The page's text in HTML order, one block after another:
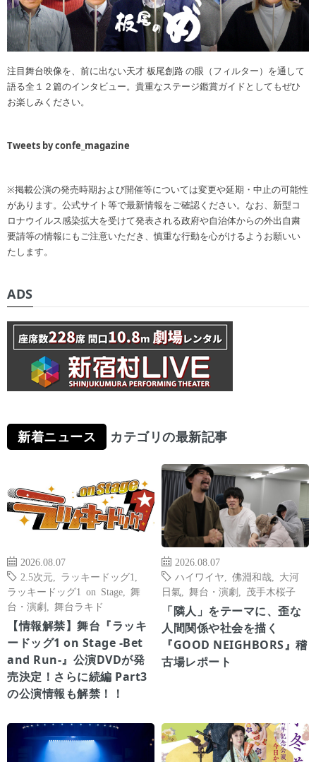
注目舞台映像を、前に出ない天才 板尾創路 の眼（フィルター）を通して
語る全１２篇のインタビュー。貴重なステージ鑑賞ガイドとしてもぜひ
お楽しみください。
Tweets by confe_magazine
※掲載公演の発売時期および開催等については変更や延期・中止の可能性
があります。公式サイト等で最新情報をご確認ください。なお、新型コ
ロナウイルス感染拡大を受けて発表される政府や自治体からの外出自粛
要請等の情報にもご注意いただき、慎重な行動を心がけるようお願いい
たします。
ADS
新着ニュース カテゴリの最新記事
2026.08.07
2.5次元
ラッキードッグ1
ラッキードッグ1 on Stage
舞
台・演劇
舞台ラキド
【情報解禁】舞台『ラッキ
ードッグ1 on Stage -Bet
and Run-』公演DVDが発
売決定！さらに続編 Part3
の公演情報も解禁！！
2026.08.07
ハイワイヤ
佛淵和哉
大河
日氣
舞台・演劇 茂手木桜子
「隣人」をテーマに、歪な
人間関係や社会を描く
『GOOD NEIGHBORS』稽
古場レポート